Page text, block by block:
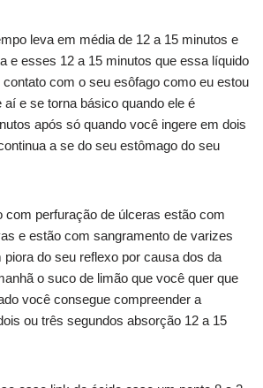
leva em média de 12 a 15 minutos e
e esses 12 a 15 minutos que essa líquido
com o seu esôfago como eu estou
aí e se torna básico quando ele é
após só quando você ingere em dois
a se do seu estômago do seu
com perfuração de úlceras estão com
e estão com sangramento de varizes
do seu reflexo por causa dos da
o suco de limão que você quer que
você consegue compreender a
ou três segundos absorção 12 a 15